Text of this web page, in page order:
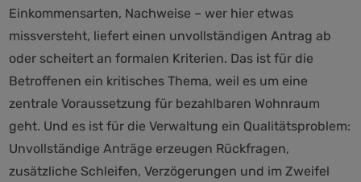
Einkommensarten, Nachweise – wer hier etwas
missversteht, liefert einen unvollständigen Antrag ab
oder scheitert an formalen Kriterien. Das ist für die
Betroffenen ein kritisches Thema, weil es um eine
zentrale Voraussetzung für bezahlbaren Wohnraum
geht. Und es ist für die Verwaltung ein Qualitätsproblem:
Unvollständige Anträge erzeugen Rückfragen,
zusätzliche Schleifen, Verzögerungen und im Zweifel